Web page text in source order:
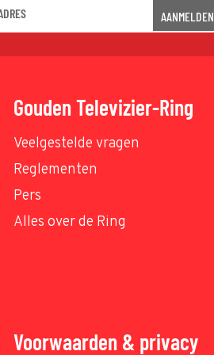
AANMELDEN
Gouden Televizier-Ring
Veelgestelde vragen
Reglementen
Pers
Alles over de Ring
Voorwaarden & privacy